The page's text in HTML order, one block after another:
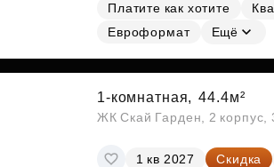
Платите как хотите
Евроформат
Ещё
1-комнатная, 44.4м²
ЖК Скай Гарден, 2 корпус,
1 кв 2027 Скидка